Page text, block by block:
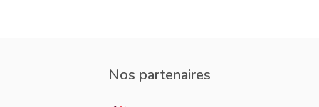
Nos partenaires